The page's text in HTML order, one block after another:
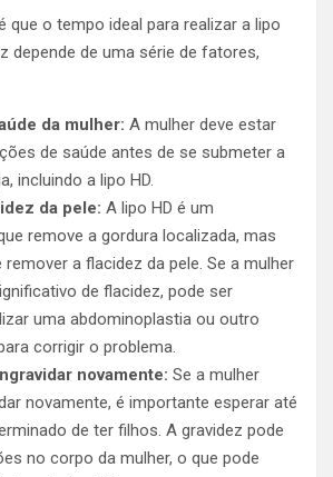
que o tempo ideal para realizar a lipo
depende de uma série de fatores,
da mulher: A mulher deve estar
de saúde antes de se submeter a
incluindo a lipo HD.
da pele: A lipo HD é um
remove a gordura localizada, mas
a flacidez da pele. Se a mulher
de flacidez, pode ser
uma abdominoplastia ou outro
corrigir o problema.
novamente: Se a mulher
novamente, é importante esperar até
de ter filhos. A gravidez pode
no corpo da mulher, o que pode